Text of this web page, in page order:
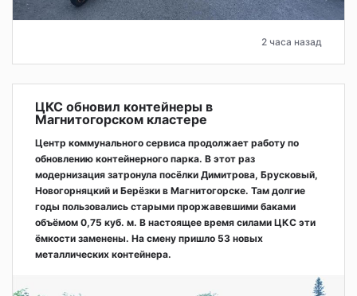
2 часа назад
ЦКС обновил контейнеры в
Магнитогорском кластере
Центр коммунального сервиса продолжает работу по
обновлению контейнерного парка. В этот раз
модернизация затронула посёлки Димитрова, Брусковый,
Новогорняцкий и Берёзки в Магнитогорске. Там долгие
годы пользовались старыми проржавевшими баками
объёмом 0,75 куб. м. В настоящее время силами ЦКС эти
ёмкости заменены. На смену пришло 53 новых
металлических контейнера.